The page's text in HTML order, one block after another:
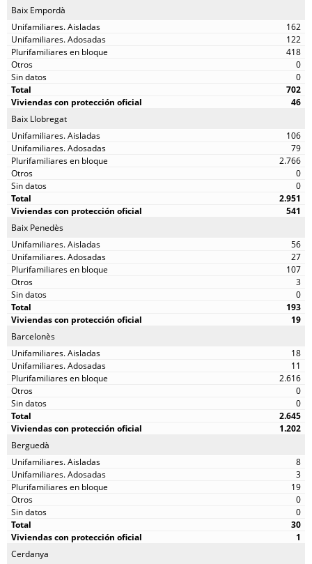
Baix Empordà
162
122
418
0
0
702
46
Baix Llobregat
106
79
2.766
0
0
2.951
541
Baix Penedès
56
27
107
3
0
193
19
Barcelonès
18
11
2.616
0
0
2.645
1.202
Berguedà
8
3
19
0
0
30
1
Cerdanya